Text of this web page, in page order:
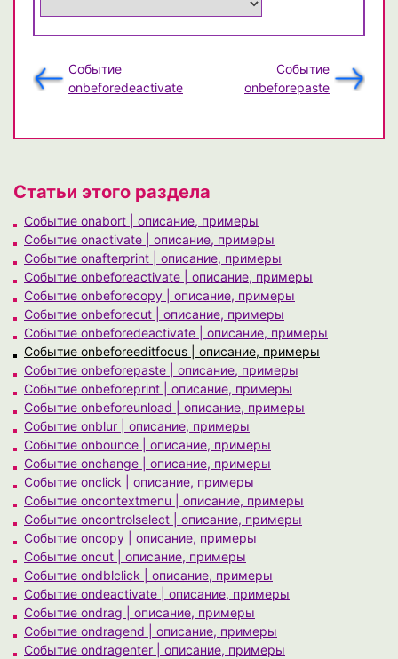
Событие
onbeforepaste
Событие
onbeforedeactivate
Статьи этого раздела
Событие onabort | описание, примеры
Событие onactivate | описание, примеры
Событие onafterprint | описание, примеры
Событие onbeforeactivate | описание, примеры
Событие onbeforecopy | описание, примеры
Событие onbeforecut | описание, примеры
Событие onbeforedeactivate | описание, примеры
Событие onbeforeeditfocus | описание, примеры
Событие onbeforepaste | описание, примеры
Событие onbeforeprint | описание, примеры
Событие onbeforeunload | описание, примеры
Событие onblur | описание, примеры
Событие onbounce | описание, примеры
Событие onchange | описание, примеры
Событие onclick | описание, примеры
Событие oncontextmenu | описание, примеры
Событие oncontrolselect | описание, примеры
Событие oncopy | описание, примеры
Событие oncut | описание, примеры
Событие ondblclick | описание, примеры
Событие ondeactivate | описание, примеры
Событие ondrag | описание, примеры
Событие ondragend | описание, примеры
Событие ondragenter | описание, примеры